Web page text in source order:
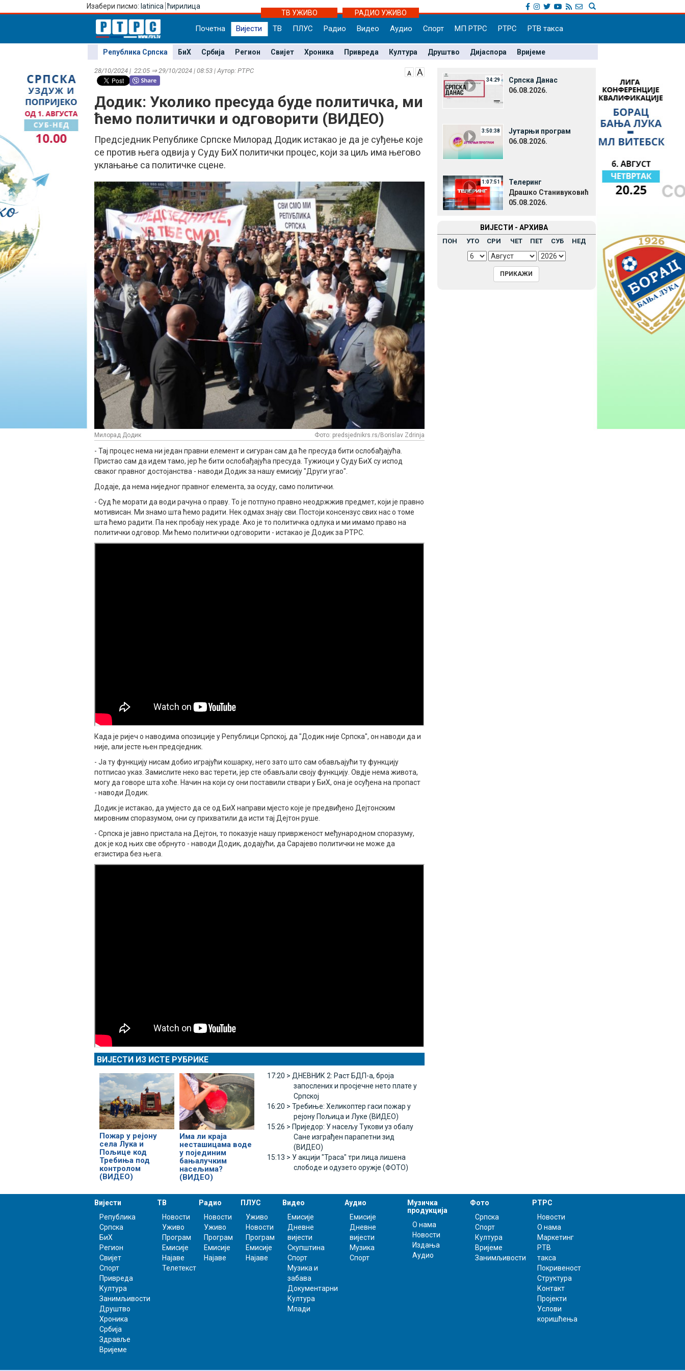
Изабери писмо: latinica ћирилица
ТВ УЖИВО
РАДИО УЖИВО
Почетна Вијести ТВ ПЛУС Радио Видео Аудио Спорт МП РТРС РТРС РТВ такса
Република Српска БиХ Србија Регион Свијет Хроника Привреда Култура Друштво Дијаспора Вријеме
28/10/2024 | 22:05 ⇒ 29/10/2024 | 08:53 | Аутор: РТРС
Додик: Уколико пресуда буде политичка, ми
ћемо политички и одговорити (ВИДЕО)
Предсједник Републике Српске Милорад Додик истакао је да је суђење које
се против њега одвија у Суду БиХ политички процес, који за циљ има његово
уклањање са политичке сцене.
Милорад Додик Фото: predsjednikrs.rs/Borislav Zdrinja
- Тај процес нема ни један правни елемент и сигуран сам да ће пресуда бити ослобађајућа.
Пристао сам да идем тамо, јер ће бити ослобађајућа пресуда. Тужиоци у Суду БиХ су испод
сваког правног достојанства - наводи Додик за нашу емисију "Други угао".
Додаје, да нема ниједног правног елемента, за осуду, само политички.
- Суд ће морати да води рачуна о праву. То је потпуно правно неодржжив предмет, који је правно
мотивисан. Ми знамо шта ћемо радити. Нек одмах знају сви. Постоји консензус свих нас о томе
шта ћемо радити. Па нек пробају нек ураде. Ако је то политичка одлука и ми имамо право на
политички одговор. Ми ћемо политички одговорити - истакао је Додик за РТРС.
Када је ријеч о наводима опозиције у Републици Српској, да "Додик није Српска", он наводи да и
није, али јесте њен предсједник.
- Ја ту функцију нисам добио играјући кошарку, него зато што сам обављајући ту функцију
потписао указ. Замислите неко вас терети, јер сте обављали своју функцију. Овдје нема живота,
могу да говоре шта хоће. Начин на који су они поставили ствари у БиХ, она је осуђена на пропаст
- наводи Додик.
Додик је истакао, да умјесто да се од БиХ направи мјесто које је предвиђено Дејтонским
мировним споразумом, они су прихватили да исти тај Дејтон руше.
- Српска је јавно пристала на Дејтон, то показује нашу приврженост међународном споразуму,
док је код њих све обрнуто - наводи Додик, додајући, да Сарајево политички не може да
егзистира без њега.
ВИЈЕСТИ ИЗ ИСТЕ РУБРИКЕ
Пожар у рејону
села Лука и
Пољице код
Требиња под
контролом
(ВИДЕО)
Има ли краја
несташицама воде
у појединим
бањалучким
насељима?
(ВИДЕО)
17:20 > ДНЕВНИК 2: Раст БДП-а, броја
запослених и просјечне нето плате у
Српској
16:20 > Требиње: Хеликоптер гаси пожар у
рејону Пољица и Луке (ВИДЕО)
15:26 > Приједор: У насељу Тукови уз обалу
Сане изграђен парапетни зид
(ВИДЕО)
15:13 > У акцији "Траса" три лица лишена
слободе и одузето оружје (ФОТО)
34:29
Српска Данас
06.08.2026.
3:50:38
Јутарњи програм
06.08.2026.
1:07:51
Телеринг
Драшко Станивуковић
05.08.2026.
ВИЈЕСТИ - АРХИВА
ПОН УТО СРИ ЧЕТ ПЕТ СУБ НЕД
Вијести
Република
Српска
БиХ
Регион
Свијет
Спорт
Привреда
Култура
Занимљивости
Друштво
Хроника
Србија
Здравље
Вријеме
ТВ
Новости
Уживо
Програм
Емисије
Најаве
Телетекст
Радио
Новости
Уживо
Програм
Емисије
Најаве
ПЛУС
Уживо
Новости
Програм
Емисије
Најаве
Видео
Емисије
Дневне
вијести
Скупштина
Спорт
Музика и
забава
Документарни
Култура
Млади
Аудио
Емисије
Дневне
вијести
Музика
Спорт
Музичка
продукција
О нама
Новости
Издања
Аудио
Фото
Српска
Спорт
Култура
Вријеме
Занимљивости
РТРС
Новости
О нама
Маркетинг
РТВ
такса
Покривеност
Структура
Контакт
Пројекти
Услови
коришћења